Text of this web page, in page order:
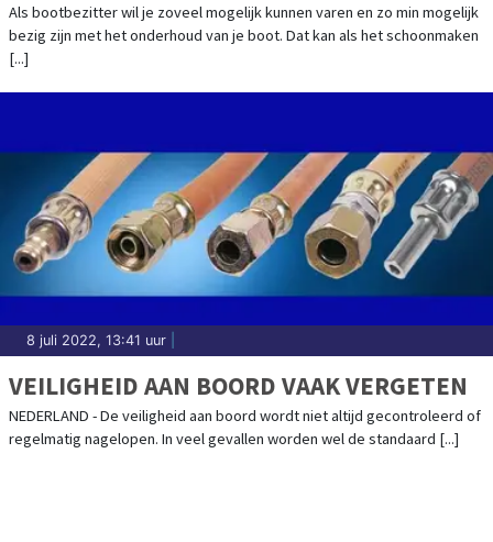
Als bootbezitter wil je zoveel mogelijk kunnen varen en zo min mogelijk
bezig zijn met het onderhoud van je boot. Dat kan als het schoonmaken
[...]
8 juli 2022, 13:41 uur
VEILIGHEID AAN BOORD VAAK VERGETEN
NEDERLAND - De veiligheid aan boord wordt niet altijd gecontroleerd of
regelmatig nagelopen. In veel gevallen worden wel de standaard [...]